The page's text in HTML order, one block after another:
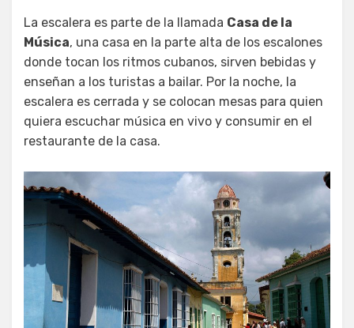
La escalera es parte de la llamada Casa de la
Música, una casa en la parte alta de los escalones
donde tocan los ritmos cubanos, sirven bebidas y
enseñan a los turistas a bailar. Por la noche, la
escalera es cerrada y se colocan mesas para quien
quiera escuchar música en vivo y consumir en el
restaurante de la casa.